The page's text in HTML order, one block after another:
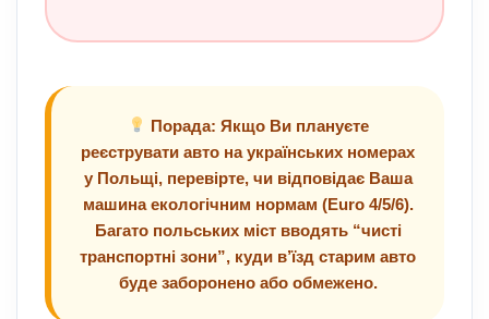
Порада: Якщо Ви плануєте
реєструвати авто на українських номерах
у Польщі, перевірте, чи відповідає Ваша
машина екологічним нормам (Euro 4/5/6).
Багато польських міст вводять “чисті
транспортні зони”, куди в’їзд старим авто
буде заборонено або обмежено.